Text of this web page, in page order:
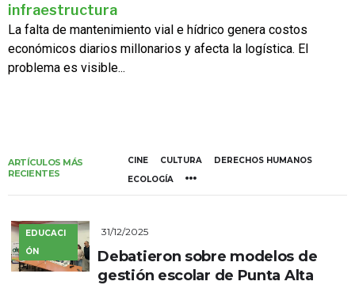
infraestructura
La falta de mantenimiento vial e hídrico genera costos
económicos diarios millonarios y afecta la logística. El
problema es visible...
ARTÍCULOS MÁS
RECIENTES
CINE CULTURA
DERECHOS HUMANOS
ECOLOGÍA
EDUCACI
ÓN
31/12/2025
Debatieron sobre modelos de
gestión escolar de Punta Alta